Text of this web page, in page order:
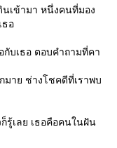
นเข้ามา หนึ่งคนที่มอง
ธอ
กับเธอ ตอบคำถามที่คา
าย ช่างโชคดีที่เราพบ
รู้เลย เธอคือคนในฝัน